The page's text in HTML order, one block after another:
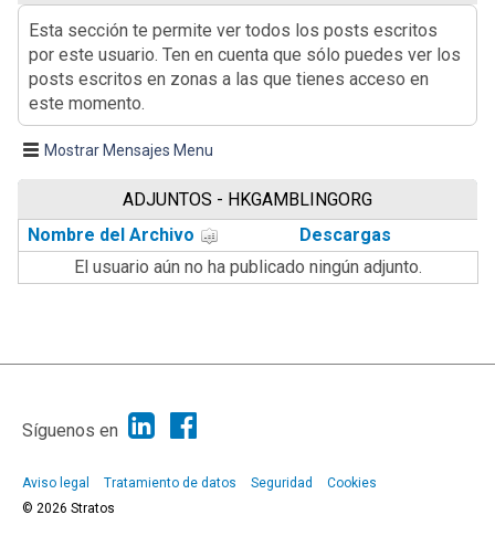
Esta sección te permite ver todos los posts escritos
por este usuario. Ten en cuenta que sólo puedes ver los
posts escritos en zonas a las que tienes acceso en
este momento.
Mostrar Mensajes Menu
ADJUNTOS - HKGAMBLINGORG
Nombre del Archivo
Descargas
El usuario aún no ha publicado ningún adjunto.
|
Síguenos en
Aviso legal Tratamiento de datos Seguridad
Cookies
© 2026 Stratos